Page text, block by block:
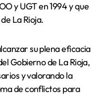
y UGT en 1994 y que
La Rioja.
su plena eficacia
Gobierno de La Rioja,
y valorando la
de conflictos para